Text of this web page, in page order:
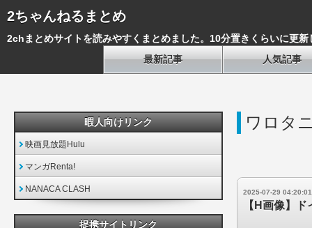
2ちゃんねるまとめ
2chまとめサイトを読みやすくまとめました。10分置きくらいに更新
最新記事
人気記事
ワロタ
2025-07-29 04:20:01
【H画像】
暇人向けリンク
映画見放題Hulu
マンガRenta!
NANACA CLASH
提携サイトリンク